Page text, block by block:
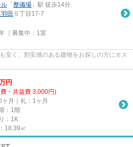
「 整備場 」駅 徒歩14分
羽田 ５丁目17-7
｜募集中： 1室
安く、割安感のある建物をお探しの方にオス
円
・共益費 3,000円)
ヶ月｜礼：1ヶ月
：1階
：1K
18.39㎡